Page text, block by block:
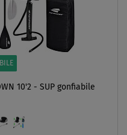
10'2 - SUP gonfiabile